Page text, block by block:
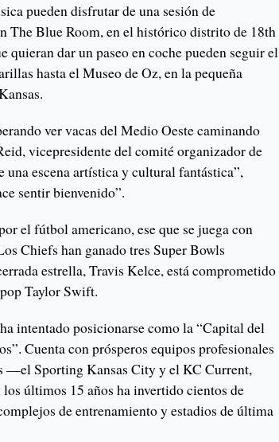
pueden disfrutar de una sesión de
The Blue Room, en el histórico distrito de 18th
dar un paseo en coche pueden seguir el
hasta el Museo de Oz, en la pequeña
ver vacas del Medio Oeste caminando
vicepresidente del comité organizador de
una escena artística y cultural fantástica”,
sentir bienvenido”.
el fútbol americano, ese que se juega con
Chiefs han ganado tres Super Bowls
estrella, Travis Kelce, está comprometido
Taylor Swift.
intentado posicionarse como la “Capital del
Cuenta con prósperos equipos profesionales
—el Sporting Kansas City y el KC Current,
últimos 15 años ha invertido cientos de
de entrenamiento y estadios de última